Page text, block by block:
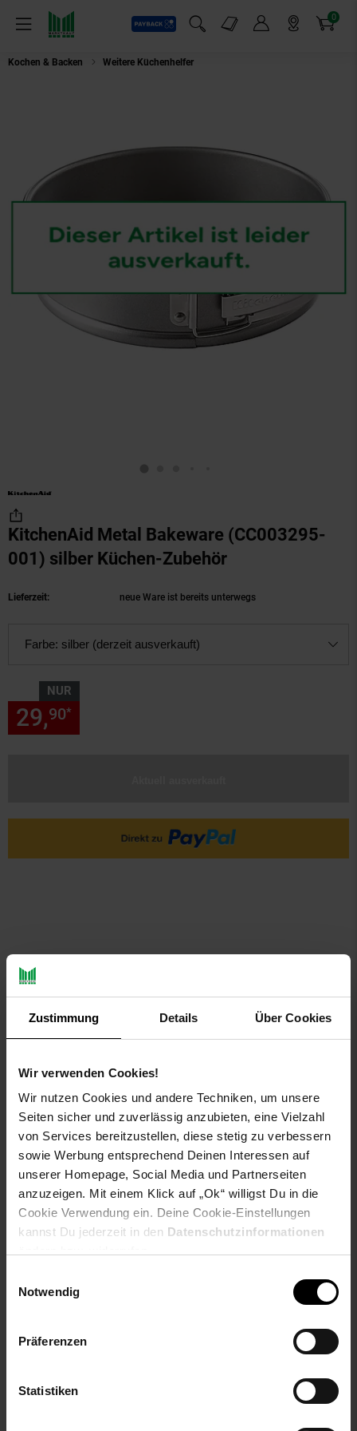
Zustimmung Details Über Cookies
Wir verwenden Cookies!
Wir nutzen Cookies und andere Techniken, um unsere
Seiten sicher und zuverlässig anzubieten, eine Vielzahl
von Services bereitzustellen, diese stetig zu verbessern
sowie Werbung entsprechend Deinen Interessen auf
unserer Homepage, Social Media und Partnerseiten
anzuzeigen. Mit einem Klick auf „Ok“ willigst Du in die
Cookie Verwendung ein. Deine Cookie-Einstellungen
kannst Du jederzeit in den Datenschutzinformationen
Notwendig
Präferenzen
Statistiken
Menü
Payback
Suchfeld einblenden
Markt-Angebote 0
Artikel
Kochen & Backen Weitere Küchenhelfer
KitchenAid Metal Bakeware (CC003295-
001) silber Küchen-Zubehör
Lieferzeit: neue Ware ist bereits unterwegs
Farbe: silber (derzeit ausverkauft)
NUR
29,90*
PAYBACK
Produktbeschreibung
Die„KitchenAid Bakeware Collection“aus aluminiertem
Stahlblech - mehr brauchen Sie nicht, um Ihre Backideen und -
rezepte in die Tat umzusetzen.
Die Formen dieser Kollektion bestehen aus 0,8 mm starkem
aluminiertem Stahlblech, daskratzfestund
oder verziehen sich nicht. Aluminiertes Stahlblech heizt
undgleichmäßig
bleibt und Ihre Backkreationen beim Lösen aus der Form nicht
beschädigt werden. Zudem ermöglicht die Beschichtung eine